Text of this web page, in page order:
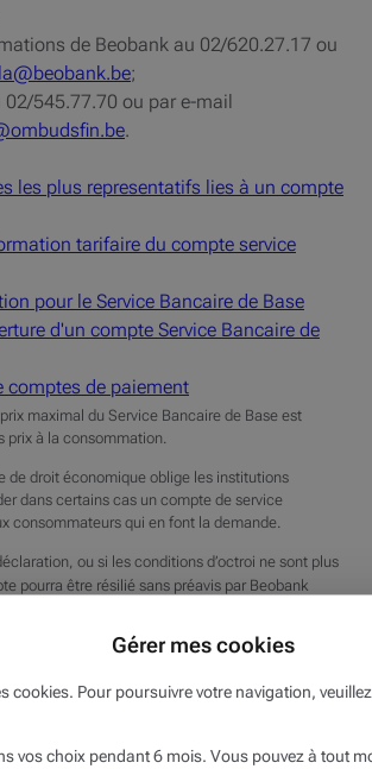
de Beobank au 02/620.27.17 ou
;
02/545.77.70 ou par e-mail
.
les plus representatifs lies à un compte
tarifaire du compte service
pour le Service Bancaire de Base
d'un compte Service Bancaire de
comptes de paiement
maximal du Service Bancaire de Base est
prix à la consommation.
de droit économique oblige les institutions
dans certains cas un compte de service
consommateurs qui en font la demande.
ou si les conditions d’octroi ne sont plus
pourra être résilié sans préavis par Beobank
Gérer mes cookies
cookies. Pour poursuivre votre navigation,
vos choix pendant 6 mois. Vous pouvez à tout